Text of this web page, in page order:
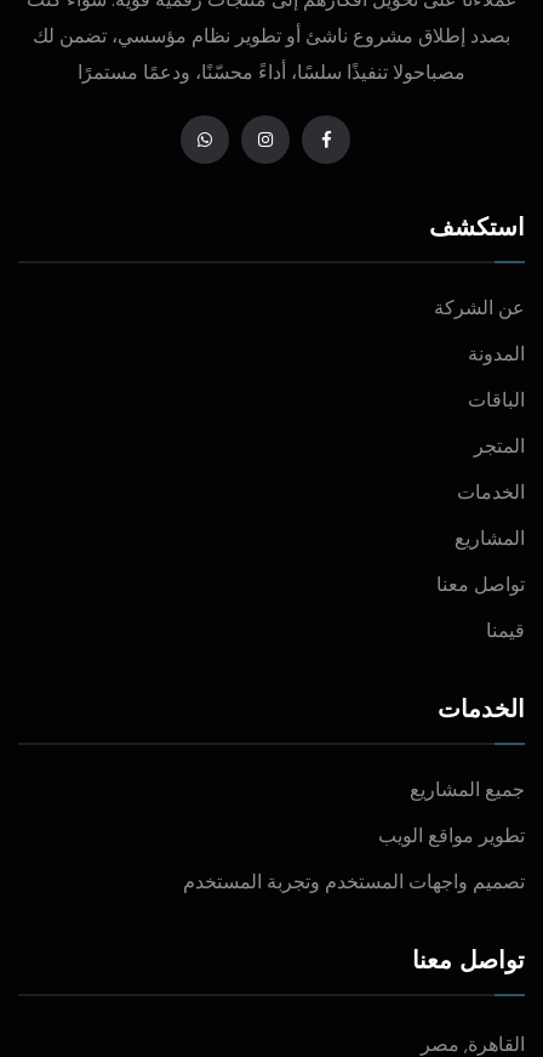
بصدد إطلاق مشروع ناشئ أو تطوير نظام مؤسسي، تضمن لك
مصباحولا تنفيذًا سلسًا، أداءً محسّنًا، ودعمًا مستمرًا
استكشف
عن الشركة
المدونة
الباقات
المتجر
الخدمات
المشاريع
تواصل معنا
قيمنا
الخدمات
جميع المشاريع
تطوير مواقع الويب
تصميم واجهات المستخدم وتجربة المستخدم
تواصل معنا
القاهرة, مصر